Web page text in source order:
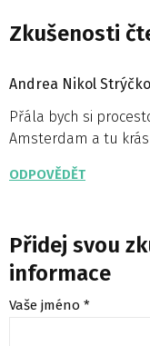
Zkušenosti
Andrea Nikol
Přála bych si
Amsterdam a tu
ODPOVĚDĚT
Přidej svou
informace
Vaše jméno *